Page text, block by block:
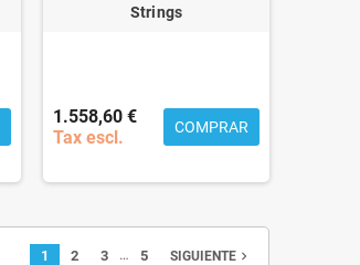
Strings
1.558,60 €
Tax escl.
COMPRAR
1 2 3 … 5 SIGUIENTEnavigate_next